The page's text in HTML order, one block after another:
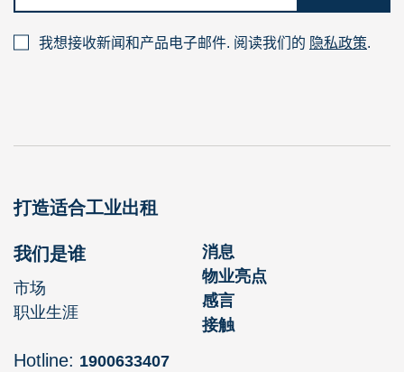
我想接收新闻和产品电子邮件. 阅读我们的 隐私政策.
打造适合工业出租
我们是谁
市场
职业生涯
消息
物业亮点
感言
接触
Hotline: 1900633407